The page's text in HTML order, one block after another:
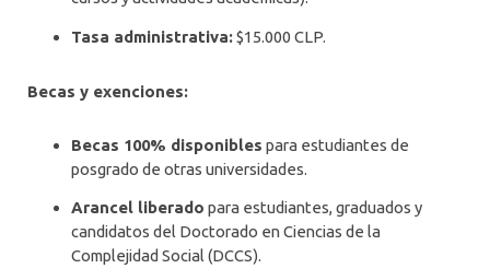
Tasa administrativa:$15.000 CLP.
Becas y exenciones:
Becas 100% disponibles para estudiantes de
posgrado de otras universidades.
Arancel liberado para estudiantes, graduados y
candidatos del Doctorado en Ciencias de la
Complejidad Social (DCCS).